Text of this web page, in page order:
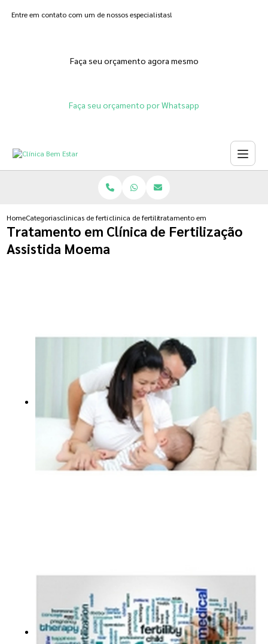
Entre em contato com um de nossos especialistas!
Faça seu orçamento agora mesmo
Faça seu orçamento por Whatsapp
HomeCategoriasclinicas de fertilizacoesclinica de fertilizacao humana
tratamento em clinica de
Tratamento em Clínica de Fertilização
Assistida Moema